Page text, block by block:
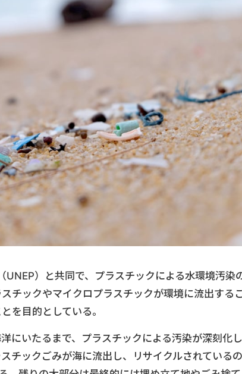
）と共同で、プラスチックによる水環境汚染
チックやマイクロプラスチックが環境に流出する
を目的としている。
にいたるまで、プラスチックによる汚染が深刻化し
チックごみが海に流出し、リサイクルされているの